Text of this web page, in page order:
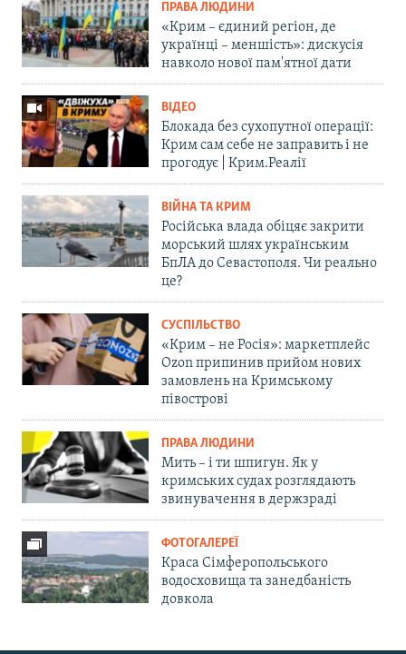
ПРАВА ЛЮДИНИ
«Крим – єдиний регіон, де
українці – меншість»: дискусія
навколо нової пам'ятної дати
ВІДЕО
Блокада без сухопутної операції:
Крим сам себе не заправить і не
прогодує | Крим.Реалії
ВІЙНА ТА КРИМ
Російська влада обіцяє закрити
морський шлях українським
БпЛА до Севастополя. Чи реально
це?
СУСПІЛЬСТВО
«Крим – не Росія»: маркетплейс
Ozon припинив прийом нових
замовлень на Кримському
півострові
ПРАВА ЛЮДИНИ
Мить – і ти шпигун. Як у
кримських судах розглядають
звинувачення в держзраді
ФОТОГАЛЕРЕЇ
Краса Сімферопольського
водосховища та занедбаність
довкола